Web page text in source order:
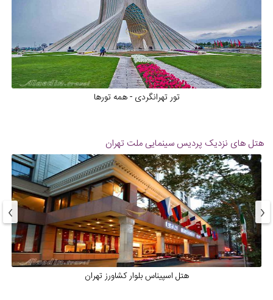
تور تهرانگردی - همه تورها
هتل های نزدیک پردیس سینمایی ملت تهران
هتل اسپیناس بلوار کشاورز تهران
‹
›